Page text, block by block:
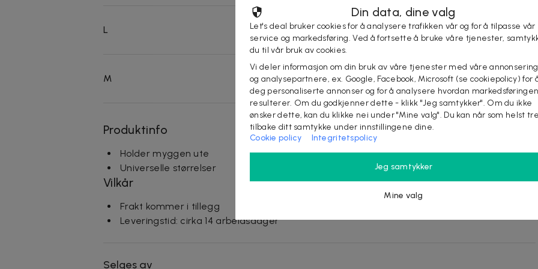
L
299 kr
599 kr
Velg
M
289 kr
579 kr
Velg
Produktinfo
Holder myggen ute
Universelle størrelser
Vilkår
Frakt kommer i tillegg
Leveringstid: cirka 14 arbeidsdager
Selges av
Din data, dine valg
Let's deal bruker cookies for å analysere trafikken vår og for å tilpasse vår
service og markedsføring. Ved å fortsette å bruke våre tjenester,
du til vår bruk av cookies.
Vi deler informasjon om din bruk av våre tjenester med våre
og analysepartnere, ex. Google, Facebook, Microsoft (se cookiepolicy) for
deg personaliserte annonser og for å analysere hvordan markedsføringen
resulterer. Om du godkjenner dette - klikk "Jeg samtykker". Om du ikke
ønsker dette, kan du klikke nei under "Mine valg". Du kan når som helst
tilbake ditt samtykke under innstillingene dine.
Cookie policy
Integritetspolicy
Jeg samtykker
Mine valg